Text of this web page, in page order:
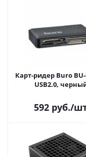
Карт-ридер Buro BU-
USB2.0,
592 руб./